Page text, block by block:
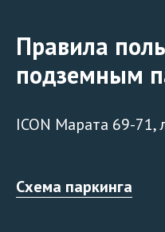
Правила
подземным
ICON Марата 69-71,
Схема паркинга